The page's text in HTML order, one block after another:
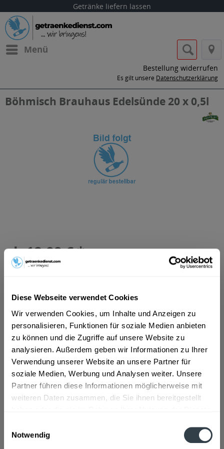
Diese Webseite verwendet Cookies
Wir verwenden Cookies, um Inhalte und Anzeigen zu
personalisieren, Funktionen für soziale Medien anbieten
zu können und die Zugriffe auf unsere Website zu
analysieren. Außerdem geben wir Informationen zu Ihrer
Verwendung unserer Website an unsere Partner für
soziale Medien, Werbung und Analysen weiter. Unsere
Partner führen diese Informationen möglicherweise mit
weiteren Daten zusammen, die Sie ihnen bereitgestellt
Notwendig
Getränke liefern lassen
Menü
Bestellung widerrufen
Es gilt unsere Datenschutzerklärung
Böhmisch Brauhaus Edelsünde 20 x 0,5l
ab 18,09 € *
Inhalt:10 Liter (1,81 € * / 1 Liter)
MEHRWEG
+3,10 € Pfand
In denWarenkorb
Artikel-Nr.:
23256
Verfügbar in:
Beschreibung
"Böhmisch Brauhaus Edelsünde 20 x 0,5l"